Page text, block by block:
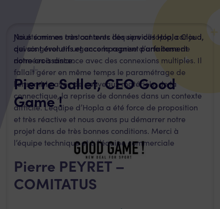
J’ai été mis en contact avec l’équipe d’Hopla, car je
devais gérer en urgence la reprise d’une base de
données à distance avec des connexions multiples. Il
fallait gérer en même temps le paramétrage de
l’ensemble avec de nouveaux matériels, de la
connectique, la reprise de données dans un contexte
difficile. L’équipe d’Hopla a été force de proposition
et très réactive et nous avons pu démarrer notre
projet dans de très bonnes conditions. Merci à
l’équipe technique et à l’équipe commerciale
Pierre PEYRET –
COMITATUS